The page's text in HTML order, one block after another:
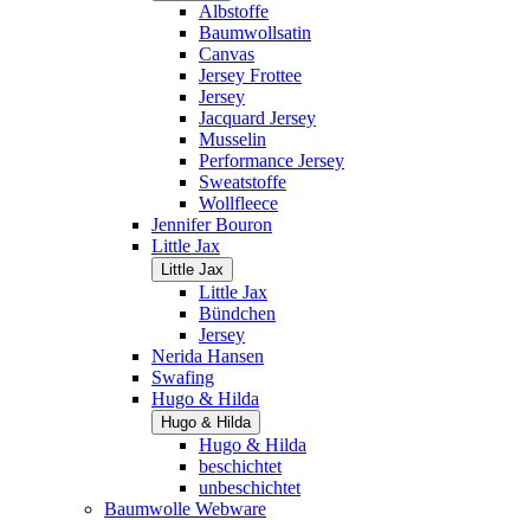
Albstoffe
Baumwollsatin
Canvas
Jersey Frottee
Jersey
Jacquard Jersey
Musselin
Performance Jersey
Sweatstoffe
Wollfleece
Jennifer Bouron
Little Jax
Little Jax
Little Jax
Bündchen
Jersey
Nerida Hansen
Swafing
Hugo & Hilda
Hugo & Hilda
Hugo & Hilda
beschichtet
unbeschichtet
Baumwolle Webware